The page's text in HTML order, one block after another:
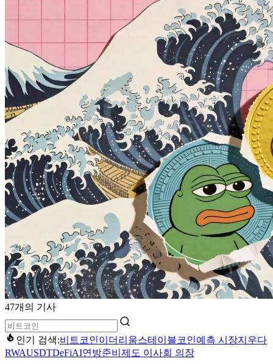
47개의 기사
인기 검색:비트코인이더리움스테이블코인예측 시장지우다
RWAUSDTDeFiAI연방준비제도 이사회 의장